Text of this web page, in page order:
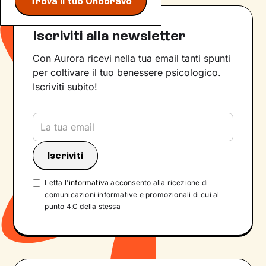
Iscriviti alla newsletter
Con Aurora ricevi nella tua email tanti spunti
per coltivare il tuo benessere psicologico.
Iscriviti subito!
Letta l'informativa acconsento alla ricezione di
comunicazioni informative e promozionali di cui al
punto 4.C della stessa